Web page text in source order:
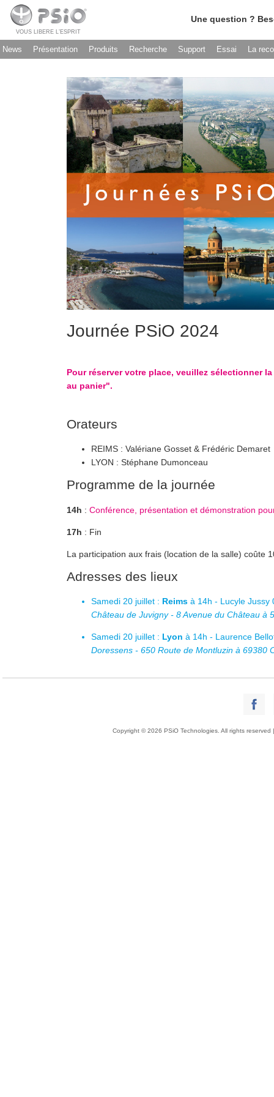
VOUS LIBERE L’ESPRIT
Une question ?
News Présentation Produits Recherche Support Essai La
Journée PSiO 2024
Pour réserver votre place, veuillez sélectionner
au panier".
Orateurs
REIMS : Valériane Gosset & Frédéric Demaret
LYON : Stéphane Dumonceau
Programme de la journée
14h : Conférence, présentation et démonstration
17h : Fin
La participation aux frais (location de la salle) coûte
Adresses des lieux
Samedi 20 juillet : Reims à 14h - Lucyle Jussy
Château de Juvigny - 8 Avenue du Château à
Samedi 20 juillet : Lyon à 14h - Laurence
Doressens - 650 Route de Montluzin à 69380
Copyright © 2026 PSiO Technologies. All rights reserved